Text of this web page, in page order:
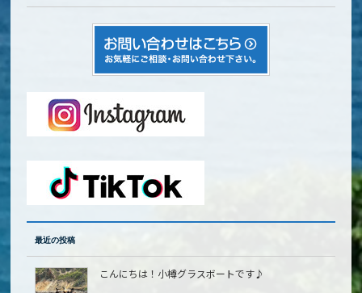
最近の投稿
こんにちは！小樽グラスボートです♪